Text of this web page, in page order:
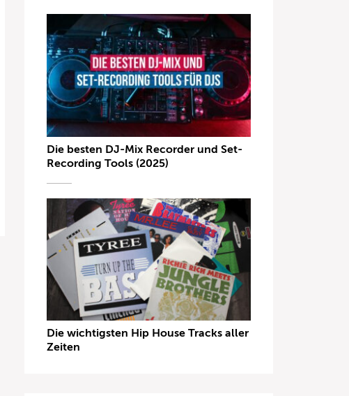
Die besten DJ-Mix Recorder und Set-
Recording Tools (2025)
Die wichtigsten Hip House Tracks aller
Zeiten